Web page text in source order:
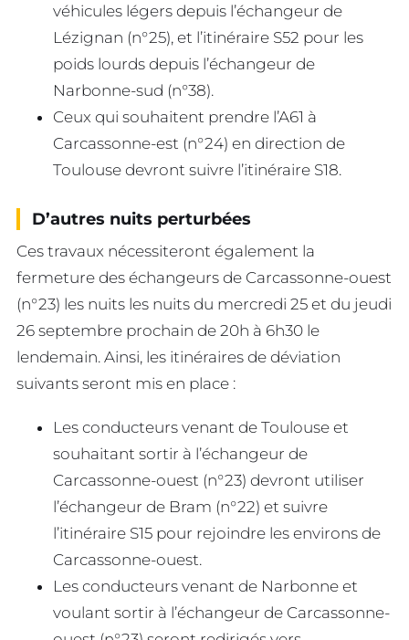
véhicules légers depuis l’échangeur de
Lézignan (n°25), et l’itinéraire S52 pour les
poids lourds depuis l’échangeur de
Narbonne-sud (n°38).
Ceux qui souhaitent prendre l’A61 à
Carcassonne-est (n°24) en direction de
Toulouse devront suivre l’itinéraire S18.
D’autres nuits perturbées
Ces travaux nécessiteront également la
fermeture des échangeurs de Carcassonne-ouest
(n°23) les nuits les nuits du mercredi 25 et du jeudi
26 septembre prochain de 20h à 6h30 le
lendemain. Ainsi, les itinéraires de déviation
suivants seront mis en place :
Les conducteurs venant de Toulouse et
souhaitant sortir à l’échangeur de
Carcassonne-ouest (n°23) devront utiliser
l’échangeur de Bram (n°22) et suivre
l’itinéraire S15 pour rejoindre les environs de
Carcassonne-ouest.
Les conducteurs venant de Narbonne et
voulant sortir à l’échangeur de Carcassonne-